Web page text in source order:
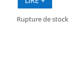
Le sac ne
Rupture de stock